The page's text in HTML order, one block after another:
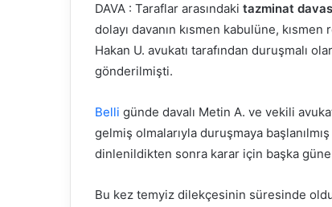
DAVA : Taraflar arasındaki tazminat
dolayı davanın kısmen kabulüne,
Hakan U. avukatı tarafından duruşmalı
gönderilmişti.
Belli günde davalı Metin A. ve vekili
gelmiş olmalarıyla duruşmaya
dinlenildikten sonra karar için başka güne
Bu kez temyiz dilekçesinin süresinde